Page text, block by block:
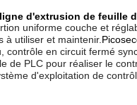
d'extrusion de feuille
uniforme couche et
à utiliser et maintenir.
contrôle en circuit fermé
de PLC pour réaliser le
d'exploitation de